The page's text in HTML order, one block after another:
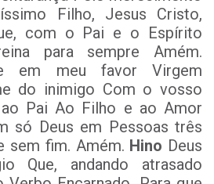
Filho, Jesus Cristo,
com o Pai e o Espírito
para sempre Amém.
em meu favor Virgem
do inimigo Com o vosso
Pai Ao Filho e ao Amor
só Deus em Pessoas três
sem fim. Amém. Hino Deus
Que, andando atrasado